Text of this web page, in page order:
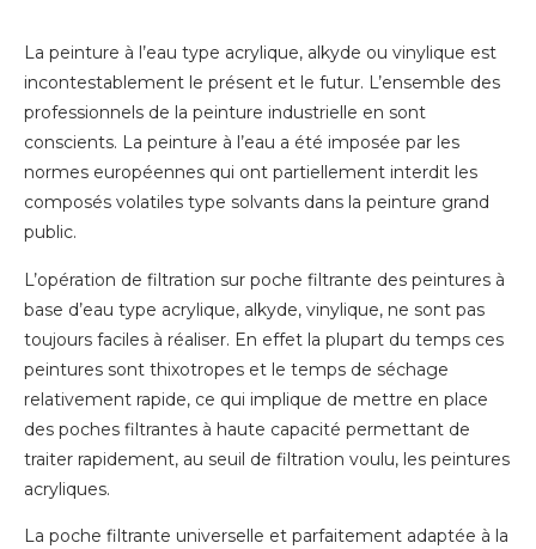
La peinture à l’eau type acrylique, alkyde ou vinylique est
incontestablement le présent et le futur. L’ensemble des
professionnels de la peinture industrielle en sont
conscients. La peinture à l’eau a été imposée par les
normes européennes qui ont partiellement interdit les
composés volatiles type solvants dans la peinture grand
public.
L’opération de filtration sur poche filtrante des peintures à
base d’eau type acrylique, alkyde, vinylique, ne sont pas
toujours faciles à réaliser. En effet la plupart du temps ces
peintures sont thixotropes et le temps de séchage
relativement rapide, ce qui implique de mettre en place
des poches filtrantes à haute capacité permettant de
traiter rapidement, au seuil de filtration voulu, les peintures
acryliques.
La poche filtrante universelle et parfaitement adaptée à la